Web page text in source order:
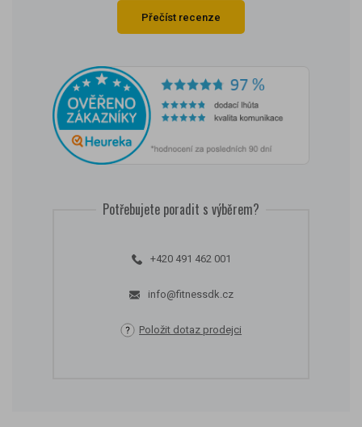
Přečíst recenze
Potřebujete poradit s výběrem?
+420 491 462 001
info@fitnessdk.cz
Položit dotaz prodejci